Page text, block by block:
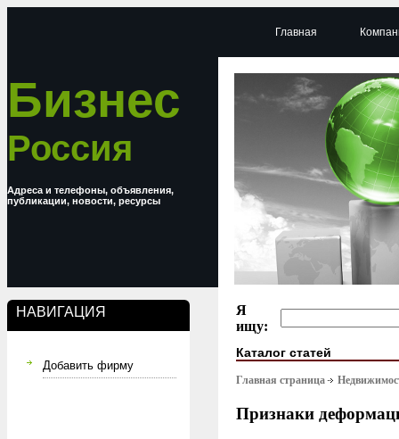
Бизнес
Россия
Адреса и телефоны, объявления,
публикации, новости, ресурсы
НАВИГАЦИЯ
Добавить фирму
Главная
Я
ищу:
Каталог статей
Главная страница
Признаки